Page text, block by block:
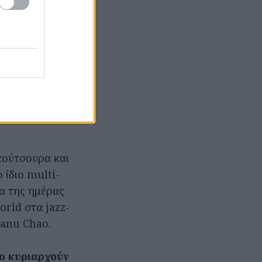
του bar
βάζα
βρίσκαμε σε
και
ίδιο multi-
της ημέρας
στα jazz-
Chao.
κυριαρχούν